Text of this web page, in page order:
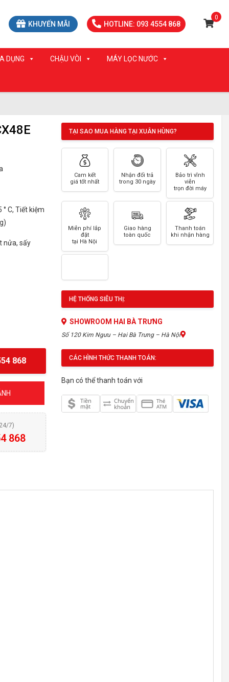
KHUYẾN MÃI HOTLINE: 093 4554 868
0
DỤNG CHẬU VÒI MÁY LỌC NƯỚC
C, Tiết kiệm
nửa, sấy
868
7)
868
TẠI SAO MUA HÀNG TẠI XUÂN HÙNG?
Cam kết
giá tốt nhất
Nhận đổi trả
trong 30 ngày
Bảo trì vĩnh
viễn
trọn đời máy
Miễn phí lắp
đặt
tại Hà Nội
Giao hàng
toàn quốc
Thanh toán
khi nhận hàng
HỆ THỐNG SIÊU THỊ:
SHOWROOM HAI BÀ TRƯNG
Số 120 Kim Ngưu – Hai Bà Trưng – Hà Nội
CÁC HÌNH THỨC THANH TOÁN:
Bạn có thể thanh toán với